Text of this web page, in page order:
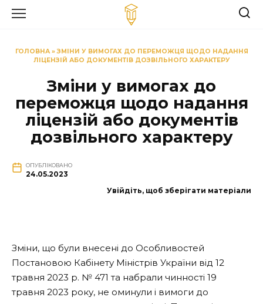
ГОЛОВНА»ЗМІНИ У ВИМОГАХ ДО ПЕРЕМОЖЦЯ ЩОДО НАДАННЯ
ЛІЦЕНЗІЙ АБО ДОКУМЕНТІВ ДОЗВІЛЬНОГО ХАРАКТЕРУ
Зміни у вимогах до
переможця щодо надання
ліцензій або документів
дозвільного характеру
ОПУБЛІКОВАНО
24.05.2023
Увійдіть, щоб зберігати матеріали
Зміни, що були внесені до Особливостей
Постановою Кабінету Міністрів України від 12
травня 2023 р. № 471 та набрали чинності 19
травня 2023 року, не оминули і вимоги до